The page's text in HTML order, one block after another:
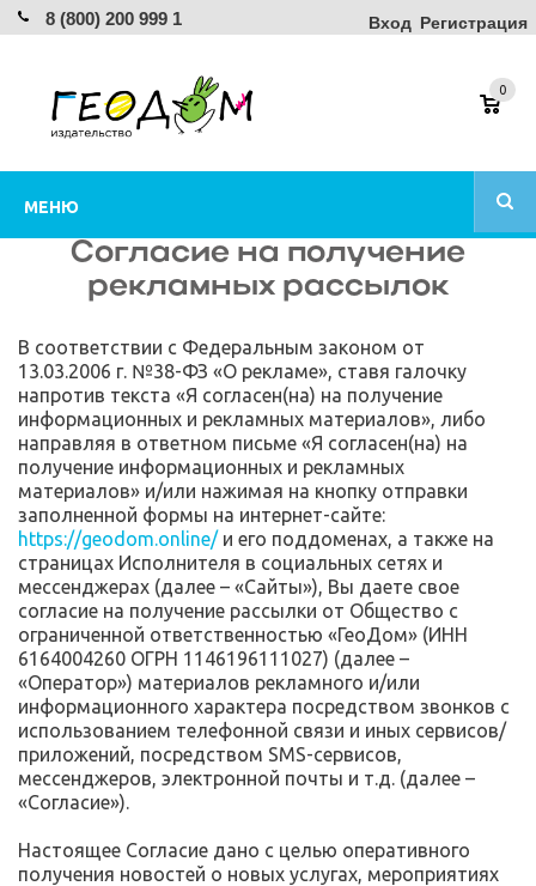
8 (800) 200 999 1 Вход Регистрация
МЕНЮ
0
Согласие на получение
рекламных рассылок
В соответствии с Федеральным законом от
13.03.2006 г. №38-ФЗ «О рекламе», ставя галочку
напротив текста «Я согласен(на) на получение
информационных и рекламных материалов», либо
направляя в ответном письме «Я согласен(на) на
получение информационных и рекламных
материалов» и/или нажимая на кнопку отправки
заполненной формы на интернет-сайте:
https://geodom.online/и его поддоменах, а также на
страницах Исполнителя в социальных сетях и
мессенджерах (далее – «Сайты»), Вы даете свое
согласие на получение рассылки от Общество с
ограниченной ответственностью «ГеоДом» (ИНН
6164004260 ОГРН 1146196111027) (далее –
«Оператор») материалов рекламного и/или
информационного характера посредством звонков с
использованием телефонной связи и иных сервисов/
приложений, посредством SMS-сервисов,
мессенджеров, электронной почты и т.д. (далее –
«Согласие»).
Настоящее Согласие дано с целью оперативного
получения новостей о новых услугах, мероприятиях